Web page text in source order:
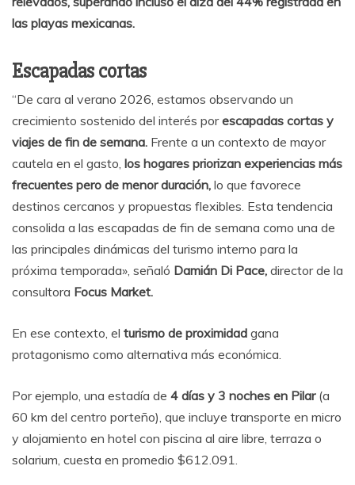
las playas mexicanas.
Escapadas cortas
“De cara al verano 2026, estamos observando un
crecimiento sostenido del interés porescapadas cortas y
viajes de fin de semana. Frente a un contexto de mayor
cautela en el gasto, los hogares priorizan experiencias más
frecuentes pero de menor duración, lo que favorece
destinos cercanos y propuestas flexibles. Esta tendencia
consolida a las escapadas de fin de semana como una de
las principales dinámicas del turismo interno para la
próxima temporada», señaló Damián Di Pace, director de la
consultora Focus Market.
En ese contexto, el turismo de proximidad gana
protagonismo como alternativa más económica.
Por ejemplo, una estadía de 4 días y 3 noches en Pilar(a
60 km del centro porteño), que incluye transporte en micro
y alojamiento en hotel con piscina al aire libre, terraza o
solarium, cuesta en promedio $612.091.